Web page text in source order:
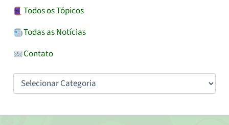
Todos os Tópicos
Todas as Notícias
Contato